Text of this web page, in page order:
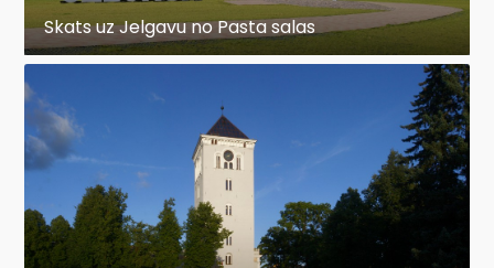
Skats uz Jelgavu no Pasta salas